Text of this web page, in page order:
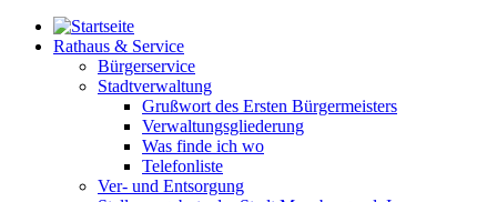
Rathaus & Service
Bürgerservice
Stadtverwaltung
Grußwort des Ersten Bürgermeisters
Verwaltungsgliederung
Was finde ich wo
Telefonliste
Ver- und Entsorgung